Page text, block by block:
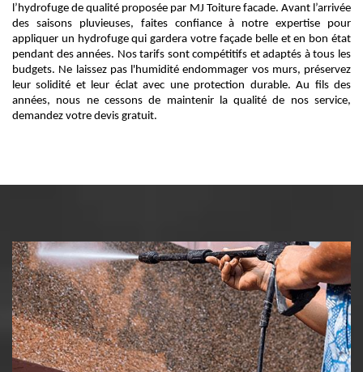
l’hydrofuge de qualité proposée par MJ Toiture facade. Avant l’arrivée
des saisons pluvieuses, faites confiance à notre expertise pour
appliquer un hydrofuge qui gardera votre façade belle et en bon état
pendant des années. Nos tarifs sont compétitifs et adaptés à tous les
budgets. Ne laissez pas l'humidité endommager vos murs, préservez
leur solidité et leur éclat avec une protection durable. Au fils des
années, nous ne cessons de maintenir la qualité de nos service,
demandez votre devis gratuit.